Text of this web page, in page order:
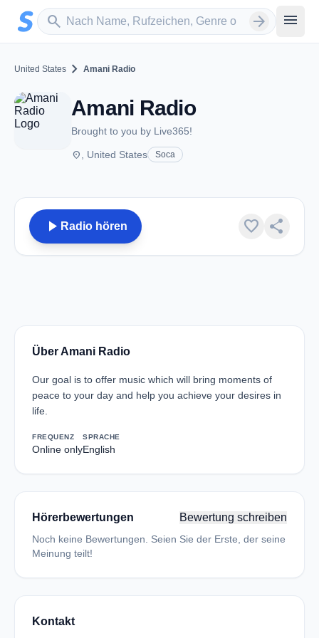
Zum Hauptinhalt springen
search
Sender suchen arrow_forward menu
United States chevron_right Amani Radio
Amani Radio
Brought to you by Live365!
place , United States Soca
play_arrow Radio hören favorite share
Über Amani Radio
Our goal is to offer music which will bring moments of
peace to your day and help you achieve your desires in
life.
FREQUENZ
Online only
SPRACHE
English
Hörerbewertungen Bewertung schreiben
Noch keine Bewertungen. Seien Sie der Erste, der seine
Meinung teilt!
Kontakt